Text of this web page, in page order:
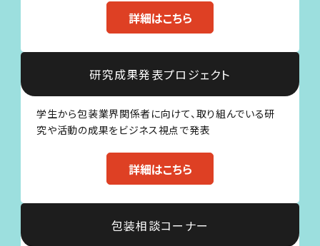
詳細はこちら
研究成果発表プロジェクト
学生から包装業界関係者に向けて、取り組んでいる研
究や活動の成果をビジネス視点で発表
詳細はこちら
包装相談コーナー